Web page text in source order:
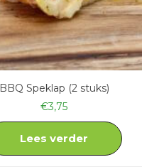
BBQ Speklap (2 stuks)
€3,75
Lees verder